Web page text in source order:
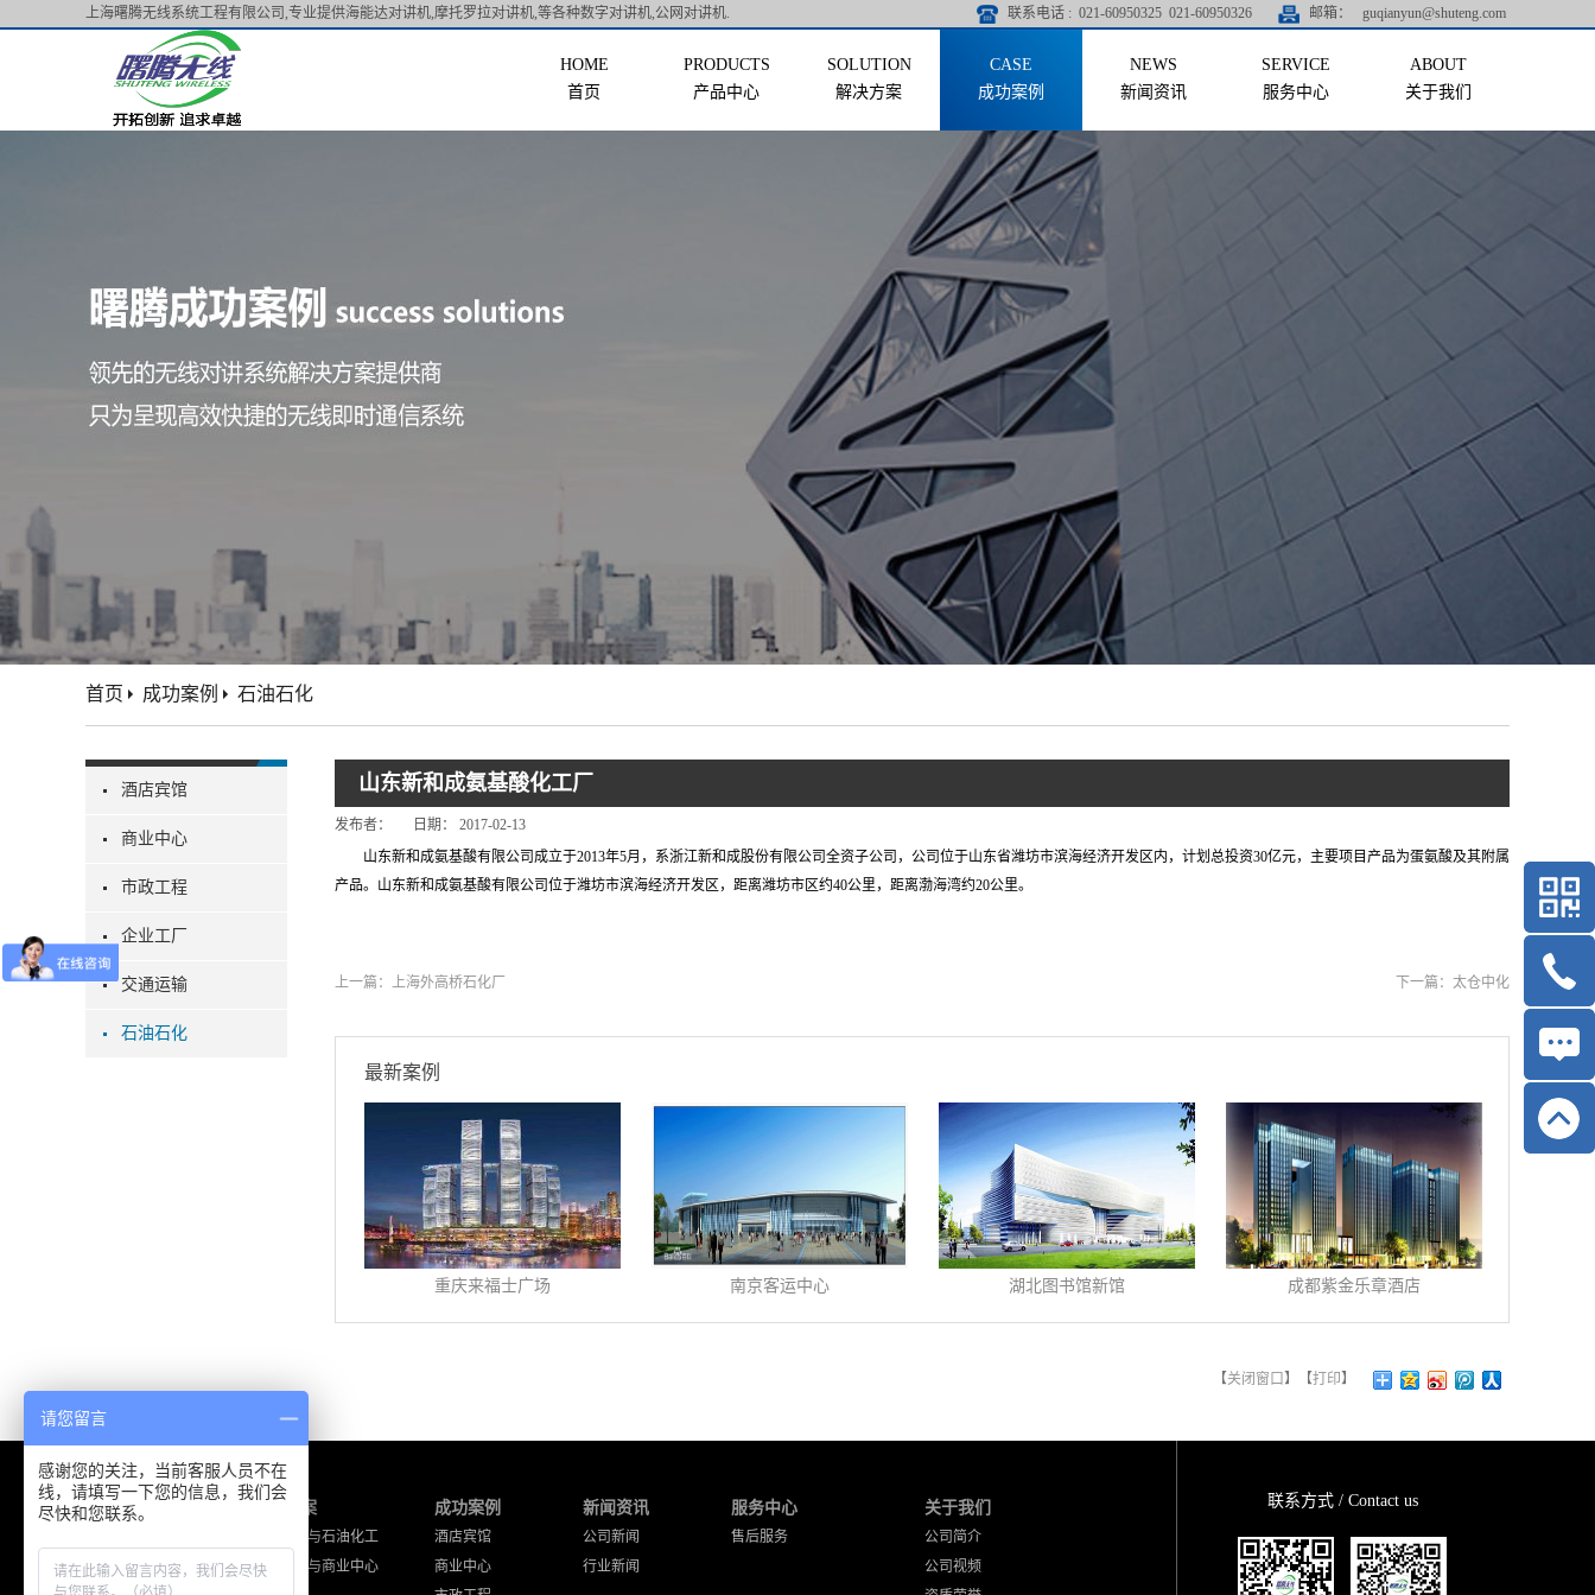
上海曙腾无线系统工程有限公司,专业提供海能达对讲机,摩托罗拉对讲机,等各种数字对讲机,公网对讲机. 联系电话 : 021-60950325 021-60950326 邮箱： guqianyun@shuteng.com
首页 产品中心 解决方案 成功案例 新闻资讯 服务中心 关于我们
酒店宾馆
商业中心
市政工程
企业工厂
交通运输
石油石化
首页 成功案例 石油石化
山东新和成氨基酸化工厂
发布者： 日期：
2017-02-13
山东新和成氨基酸有限公司成立于2013年5月，系浙江新和成股份有限公司全资子公司，公司位于山东省潍坊市滨海经济开发区内，计划总投资30亿元，主要项目产品为蛋氨酸及其附属
产品。山东新和成氨基酸有限公司位于潍坊市滨海经济开发区，距离潍坊市区约40公里，距离渤海湾约20公里。
上一篇： 上海外高桥石化厂 下一篇： 太仓中化
最新案例
重庆来福士广场 南京客运中心 湖北图书馆新馆 成都紫金乐章酒店
【关闭窗口 】【打印】
产品中心
摩托罗拉产品
解决方案
工厂企业与石油化工
酒店宾馆与商业中心
成功案例
酒店宾馆
商业中心
新闻资讯
公司新闻
行业新闻
服务中心
售后服务
关于我们
公司简介
公司视频
联系方式 / Contact us
请您留言
感谢您的关注，当前客服人员不在
线，请填写一下您的信息，我们会
尽快和您联系。